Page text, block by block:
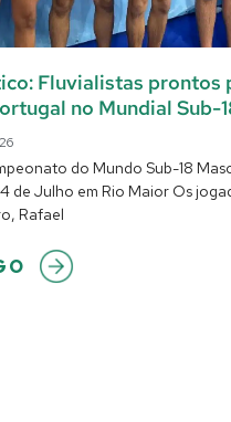
Fluvialistas prontos
no Mundial Sub-
do Mundo Sub-18
de Julho em Rio Maior Os
Rafael